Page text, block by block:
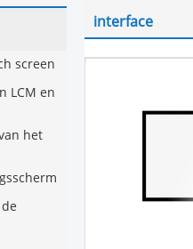
screen
LCM en
het
interface